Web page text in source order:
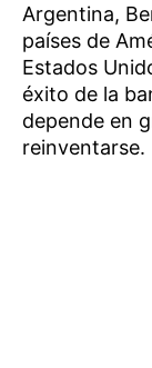
Argentina,
países de
Estados
éxito de la
depende en
reinventarse.